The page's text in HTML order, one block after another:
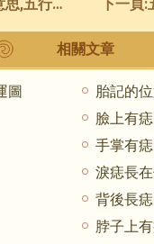
行缺土如何補救 下一頁:
相關文章
圖
胎記的
臉上有
手掌有
淚痣長
背後長
脖子上